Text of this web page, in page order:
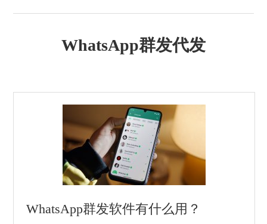
WhatsApp群发代发
WhatsApp群发软件有什么用？